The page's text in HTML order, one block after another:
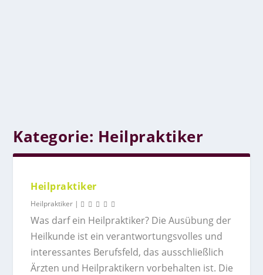
Kategorie: Heilpraktiker
Heilpraktiker
Heilpraktiker |
Was darf ein Heilpraktiker? Die Ausübung der
Heilkunde ist ein verantwortungsvolles und
interessantes Berufsfeld, das ausschließlich
Ärzten und Heilpraktikern vorbehalten ist. Die